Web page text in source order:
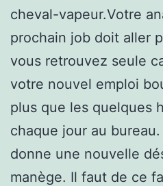
cheval-vapeur.Votre
prochain job doit aller
vous retrouvez seule
votre nouvel emploi
plus que les quelques
chaque jour au
donne une nouvelle
manège. Il faut de ce